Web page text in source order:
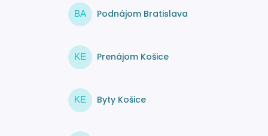
BA Podnájom Bratislava
KE Prenájom Košice
KE Byty Košice